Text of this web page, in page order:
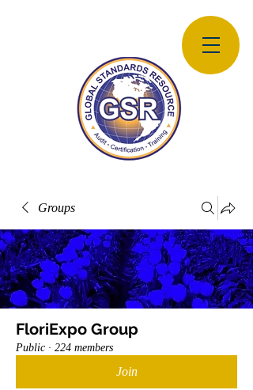
Groups
FloriExpo Group
Public · 224 members
Join